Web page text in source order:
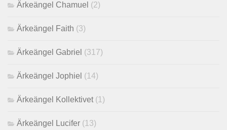
Ärkeängel Chamuel (2)
Ärkeängel Faith (3)
Ärkeängel Gabriel (317)
Ärkeängel Jophiel (14)
Ärkeängel Kollektivet (1)
Ärkeängel Lucifer (13)